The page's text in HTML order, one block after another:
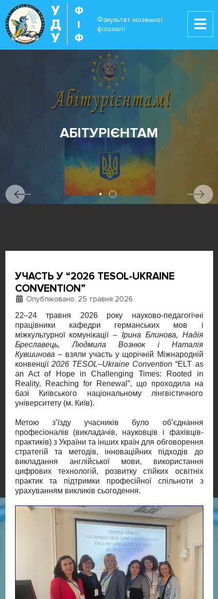
У
Д
У
Ф
І
Ф
Факультет іноземної
філології
АБІТУРІЄНТАМ
УЧАСТЬ У “2026 TESOL-UKRAINE
CONVENTION”
Деталі
Опубліковано: 25 травня 2026
22–24 травня 2026 року науково-педагогічні
працівники кафедри германських мов і
міжкультурної комунікації – Ірина Блинова, Надія
Бреславець, Людмила Вознюк і Наталія
Кувшинова – взяли участь у щорічній Міжнародній
конвенції2026 TESOL–Ukraine Convention “ELT as
an Act of Hope in Challenging Times: Rooted in
Reality, Reaching for Renewal”, що проходила на
базі Київського національному лінгвістичного
університету (м. Київ).
Метою з’їзду учасників було об’єднання
професіоналів (викладачів, науковців і фахівців-
практиків) з України та інших країн для обговорення
стратегій та методів, інноваційних підходів до
викладання англійської мови, використання
цифрових технологій, розвитку стійких освітніх
практик та підтримки професійної спільноти з
урахуванням викликів сьогодення.